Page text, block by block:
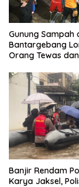
Gunung Sampah
Bantargebang
Orang Tewas
Banjir Rendam
Karya Jaksel,